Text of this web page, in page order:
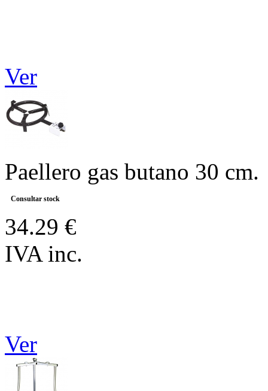
Ver
Paellero gas butano 30 cm.
Consultar stock
34.29 €
IVA inc.
Ver